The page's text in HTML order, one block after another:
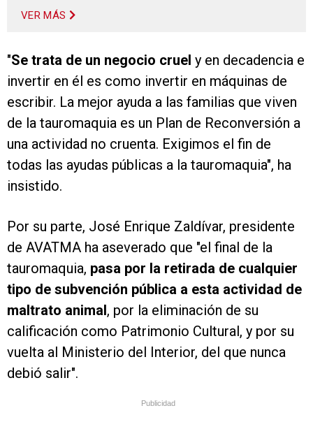
VER MÁS
"Se trata de un negocio cruel y en decadencia e
invertir en él es como invertir en máquinas de
escribir. La mejor ayuda a las familias que viven
de la tauromaquia es un Plan de Reconversión a
una actividad no cruenta. Exigimos el fin de
todas las ayudas públicas a la tauromaquia", ha
insistido.
Por su parte, José Enrique Zaldívar, presidente
de AVATMA ha aseverado que "el final de la
tauromaquia, pasa por la retirada de cualquier
tipo de subvención pública a esta actividad de
maltrato animal, por la eliminación de su
calificación como Patrimonio Cultural, y por su
vuelta al Ministerio del Interior, del que nunca
debió salir".
Publicidad